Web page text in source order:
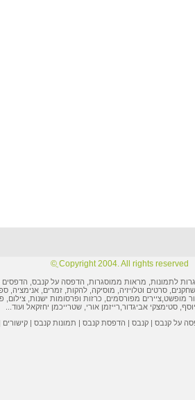
Copyright 2004. All rights reserved ֲ©
לתמונות , מראות ממוסגרות, הדפסה על קנבס הדפסים
, שחקנים, סרטים וטלויזיה, מוסיקה, להקות, זמרים, אנימציה,
מופשט ציירים מפורסמים כרזות ופרסומות ישנות, צילום,
סטימצקי אביגדור רייזמן אורי שטרייכמן יחזקאל ועוד...
על קנבס |קנבס | הדפסת קנבס | תמונות קנבס |קישורים